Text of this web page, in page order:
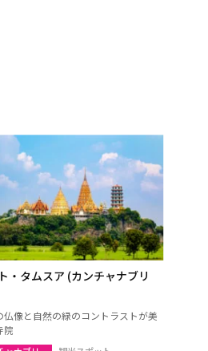
・タムスア (カンチャナブリ
仏像と自然の緑のコントラストが美
院